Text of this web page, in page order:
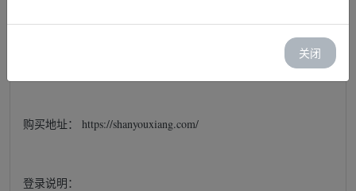
购买地址： https://shanyouxiang.com/
登录说明：
关闭